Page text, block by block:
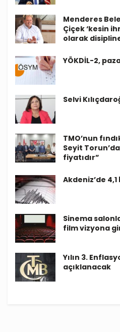
Menderes
Çiçek ‘kesin
olarak
YÖKDİL-2,
Selvi
TMO’nun
Seyit
fiyatıdır”
Akdeniz’de
Sinema
film vizyona
Yılın 3.
açıklanacak